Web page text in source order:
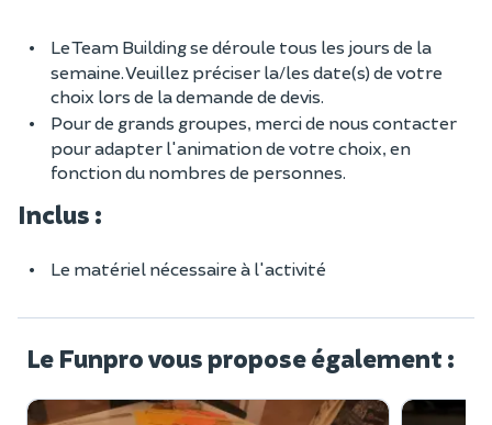
Le Team Building se déroule tous les jours de la
semaine. Veuillez préciser la/les date(s) de votre
choix lors de la demande de devis.
Pour de grands groupes, merci de nous contacter
pour adapter l'animation de votre choix, en
fonction du nombres de personnes.
Inclus :
Le matériel nécessaire à l'activité
Le Funpro vous propose également :